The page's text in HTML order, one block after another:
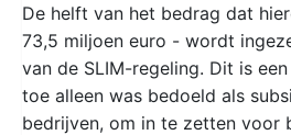
De helft van het bedrag dat
73,5 miljoen euro - wordt
van de SLIM-regeling. Dit is
toe alleen was bedoeld als
bedrijven, om in te zetten voor